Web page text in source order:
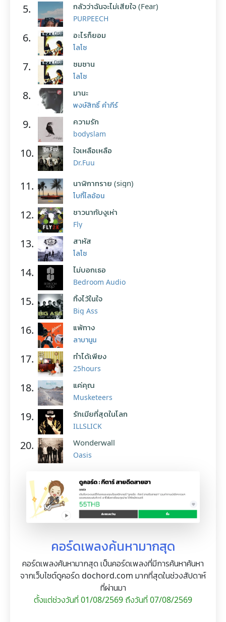
5. กลัวว่าฉันจะไม่เสียใจ (Fear)
PURPEECH
6. อะไรก็ยอม
โลโซ
7. ซมซาน
โลโซ
8. มานะ
พงษ์สิทธิ์ คำภีร์
9. ความรัก
bodyslam
10. ใจเหลือเหลือ
Dr.Fuu
11. นาฬิกาทราย (sign)
โบกี้ไลอ้อน
12. ชาวนากับงูเห่า
Fly
13. สาหัส
โลโซ
14. ไม่บอกเธอ
Bedroom Audio
15. ทิ้งไว้ในใจ
Big Ass
16. แพ้ทาง
ลาบานูน
17. ทำได้เพียง
25hours
18. แค่คุณ
Musketeers
19. รักเมียที่สุดในโลก
ILLSLICK
20. Wonderwall
Oasis
คอร์ดเพลงค้นหามากสุด
คอร์ดเพลงค้นหามากสุด เป็นคอร์ดเพลงที่มีการค้นหาค้นหา
จากเว็บไซต์ดูคอร์ด dochord.com มากที่สุดในช่วงสัปดาห์
ที่ผ่านมา
ตั้งแต่ช่วงวันที่ 01/08/2569 ถึงวันที่ 07/08/2569